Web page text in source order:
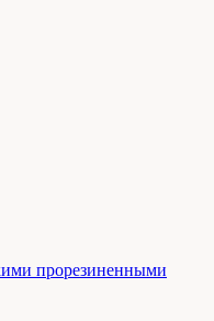
прорезиненными